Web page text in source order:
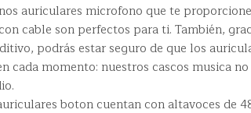
auriculares microfono que te
cable son perfectos para ti. También,
podrás estar seguro de que los
cada momento: nuestros cascos musica no
boton cuentan con altavoces de